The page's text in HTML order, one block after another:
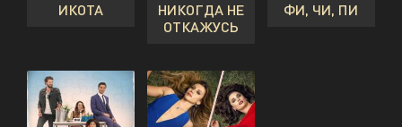
ИКОТА
НИКОГДА НЕ
ОТКАЖУСЬ
ФИ, ЧИ, ПИ